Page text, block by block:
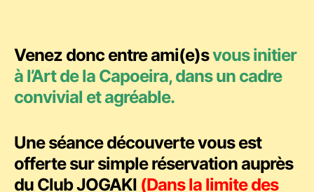
Venez donc entre ami(e)svous initier
à l’Art de la Capoeira, dans un cadre
convivial et agréable.
Une séance découverte vous est
offertesur simple réservation auprès
du Club JOGAKI (Dans la limite des